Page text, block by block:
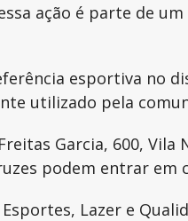
ação é parte de
esportiva
utilizado pela
Garcia, 600,
podem entrar em
Lazer e